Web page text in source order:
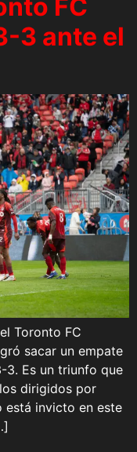
FC
3 ante el
Toronto FC
sacar un empate
3. Es un triunfo que
dirigidos por
está invicto en este